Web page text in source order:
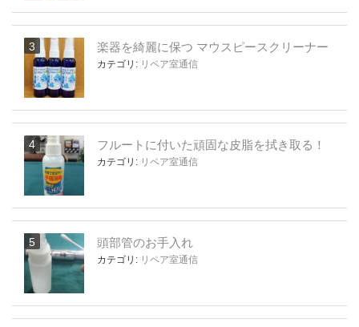
楽器を綺麗に保つ マウスピースクリーナー
カテゴリ: リペア室通信
フルートに付いた頑固な皮脂を拭き取る！
カテゴリ: リペア室通信
頭部管のお手入れ
カテゴリ: リペア室通信